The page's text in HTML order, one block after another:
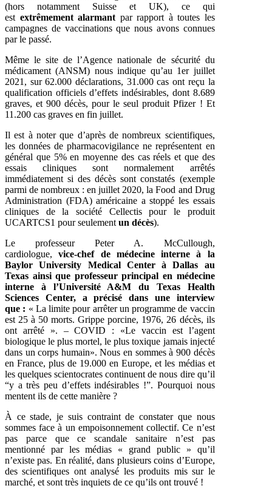
(hors notamment Suisse et UK), ce qui
est extrêmement alarmant par rapport à toutes les
campagnes de vaccinations que nous avons connues
par le passé.
Même le site de l’Agence nationale de sécurité du
médicament (ANSM) nous indique qu’au 1er juillet
2021, sur 62.000 déclarations, 31.000 cas ont reçu la
qualification officiels d’effets indésirables, dont 8.689
graves, et 900 décès, pour le seul produit Pfizer ! Et
11.200 cas graves en fin juillet.
Il est à noter que d’après de nombreux scientifiques,
les données de pharmacovigilance ne représentent en
général que 5% en moyenne des cas réels et que des
essais cliniques sont normalement arrêtés
immédiatement si des décès sont constatés (exemple
parmi de nombreux : en juillet 2020, la Food and Drug
Administration (FDA) américaine a stoppé les essais
cliniques de la société Cellectis pour le produit
UCARTCS1 pour seulement un décès).
Le professeur Peter A. McCullough,
cardiologue,vice-chef de médecine interne à la
Baylor University Medical Center à Dallas au
Texas ainsi que professeur principal en médecine
interne à l’Université A&M du Texas Health
Sciences Center, a précisé dans une interview
que : « La limite pour arrêter un programme de vaccin
est 25 à 50 morts. Grippe porcine, 1976, 26 décès, ils
ont arrêté ». – COVID : «Le vaccin est l’agent
biologique le plus mortel, le plus toxique jamais injecté
dans un corps humain». Nous en sommes à 900 décès
en France, plus de 19.000 en Europe, et les médias et
les quelques scientocrates continuent de nous dire qu’il
“y a très peu d’effets indésirables !”. Pourquoi nous
mentent ils de cette manière ?
À ce stade, je suis contraint de constater que nous
sommes face à un empoisonnement collectif. Ce n’est
pas parce que ce scandale sanitaire n’est pas
mentionné par les médias « grand public » qu’il
n’existe pas. En réalité, dans plusieurs coins d’Europe,
des scientifiques ont analysé les produits mis sur le
marché, et sont très inquiets de ce qu’ils ont trouvé !